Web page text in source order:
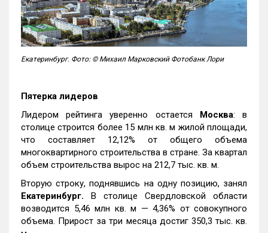
Екатеринбург. Фото: © Михаил Марковский Фотобанк Лори
Пятерка лидеров
Лидером рейтинга уверенно остается Москва: в
столице строится более 15 млн кв. м жилой площади,
что составляет 12,12% от общего объема
многоквартирного строительства в стране. За квартал
объем строительства вырос на 212,7 тыс. кв. м.
Вторую строку, поднявшись на одну позицию, занял
Екатеринбург. В столице Свердловской области
возводится 5,46 млн кв. м — 4,36% от совокупного
объема. Прирост за три месяца достиг 350,3 тыс. кв.